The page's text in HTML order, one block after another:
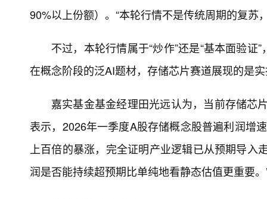
90%以上份额）。“本轮行情不是传统周期的复苏
不过，本轮行情属于“炒作”还是“基本面验
在概念阶段的泛AI题材，存储芯片赛道展现的是实
嘉实基金基金经理田光远认为，当前存储芯
表示，2026年一季度A股存储概念股普遍利润增
上百倍的暴涨，完全证明产业逻辑已从预期导
润是否能持续超预期比单纯地看静态估值更重要。